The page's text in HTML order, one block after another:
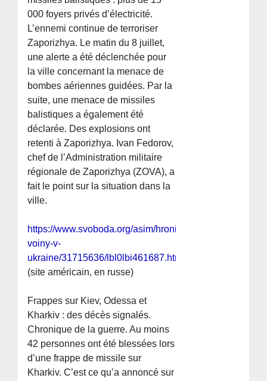
000 foyers privés d’électricité.
L’ennemi continue de terroriser
Zaporizhya. Le matin du 8 juillet,
une alerte a été déclenchée pour
la ville concernant la menace de
bombes aériennes guidées. Par la
suite, une menace de missiles
balistiques a également été
déclarée. Des explosions ont
retenti à Zaporizhya. Ivan Fedorov,
chef de l’Administration militaire
régionale de Zaporizhya (ZOVA), a
fait le point sur la situation dans la
ville.
https://www.svoboda.org/asim/hronika-
voiny-v-
ukraine/31715636/lbl0lbi461687.html
(site américain, en russe)
Frappes sur Kiev, Odessa et
Kharkiv : des décès signalés.
Chronique de la guerre. Au moins
42 personnes ont été blessées lors
d’une frappe de missile sur
Kharkiv. C’est ce qu’a annoncé sur